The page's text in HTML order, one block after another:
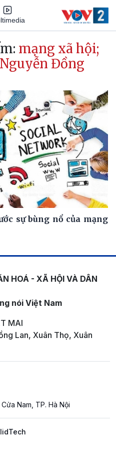
mạng xã hội;
Đồng
sự bùng nổ của mạng
HOÁ - XÃ HỘI VÀ DÂN
nói Việt Nam
MAI
Lan, Xuân Thọ, Xuân
Nam, TP. Hà Nội